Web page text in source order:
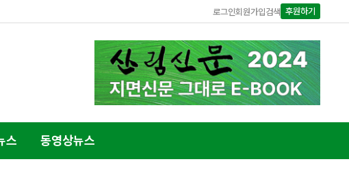
로그인회원가입검색 후원하기
스 동영상뉴스